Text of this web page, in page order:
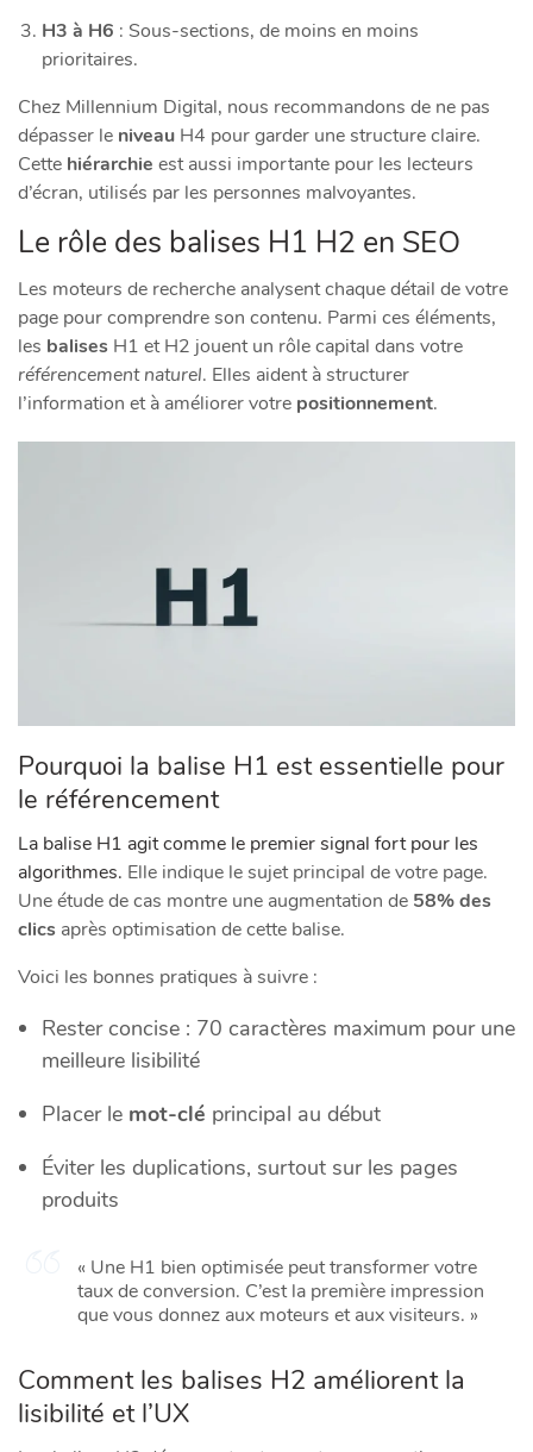
H3 à H6 : Sous-sections, de moins en moins
prioritaires.
Chez Millennium Digital, nous recommandons de ne pas
dépasser le niveau H4 pour garder une structure claire.
Cette hiérarchie est aussi importante pour les lecteurs
d’écran, utilisés par les personnes malvoyantes.
Le rôle des balises H1 H2 en SEO
Les moteurs de recherche analysent chaque détail de votre
page pour comprendre son contenu. Parmi ces éléments,
les balises H1 et H2 jouent un rôle capital dans votre
référencement naturel. Elles aident à structurer
l’information et à améliorer votre positionnement.
Pourquoi la balise H1 est essentielle pour
le référencement
La balise H1 agit comme le premier signal fort pour les
algorithmes. Elle indique le sujet principal de votre page.
Une étude de cas montre une augmentation de 58% des
clics après optimisation de cette balise.
Voici les bonnes pratiques à suivre :
Rester concise : 70 caractères maximum pour une
meilleure lisibilité
Placer le mot-clé principal au début
Éviter les duplications, surtout sur les pages
produits
« Une H1 bien optimisée peut transformer votre
taux de conversion. C’est la première impression
que vous donnez aux moteurs et aux visiteurs. »
Comment les balises H2 améliorent la
lisibilité et l’UX